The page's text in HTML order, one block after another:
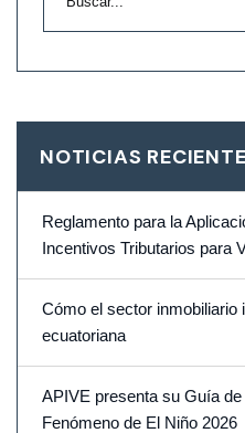
NOTICIAS
Reglamento para la
Incentivos Tributarios para
Cómo el sector inmobiliario
ecuatoriana
APIVE presenta su Guía de
Fenómeno de El Niño 2026